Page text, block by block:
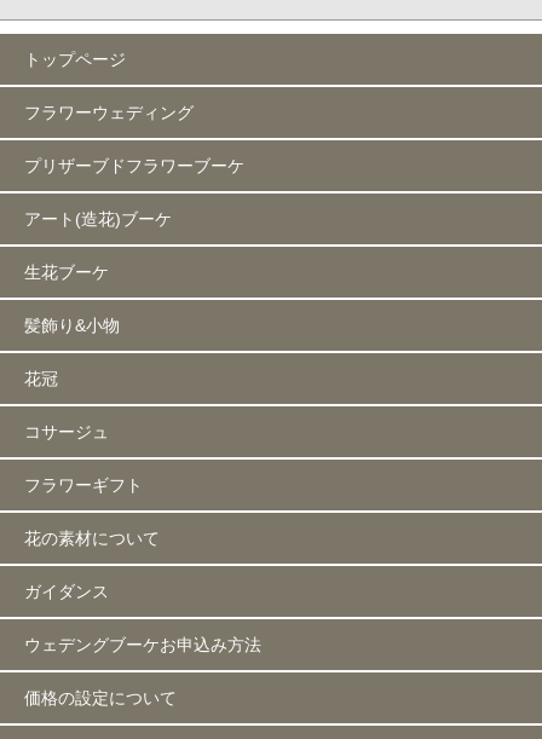
トップページ
フラワーウェディング
プリザーブドフラワーブーケ
アート(造花)ブーケ
生花ブーケ
髪飾り&小物
花冠
コサージュ
フラワーギフト
花の素材について
ガイダンス
ウェデングブーケお申込み方法
価格の設定について